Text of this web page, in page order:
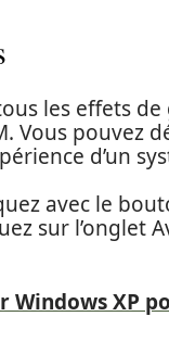
les effets
Vous pouvez
d’un
avec le
sur l’onglet
Windows XP